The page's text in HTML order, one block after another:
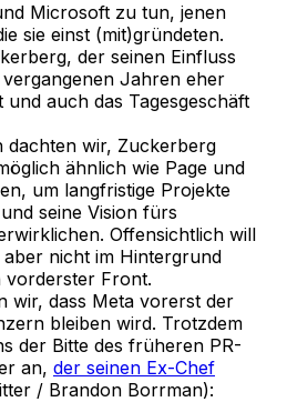
Microsoft zu tun, jenen
sie einst (mit)gründeten.
der seinen Einfluss
Jahren eher
auch das Tagesgeschäft
dachten wir, Zuckerberg
ähnlich wie Page und
um langfristige Projekte
seine Vision fürs
Offensichtlich will
nicht im Hintergrund
Front.
wir, dass Meta vorerst der
bleiben wird. Trotzdem
der Bitte des früheren PR-
an, der seinen Ex-Chef
/ Brandon Borrman):